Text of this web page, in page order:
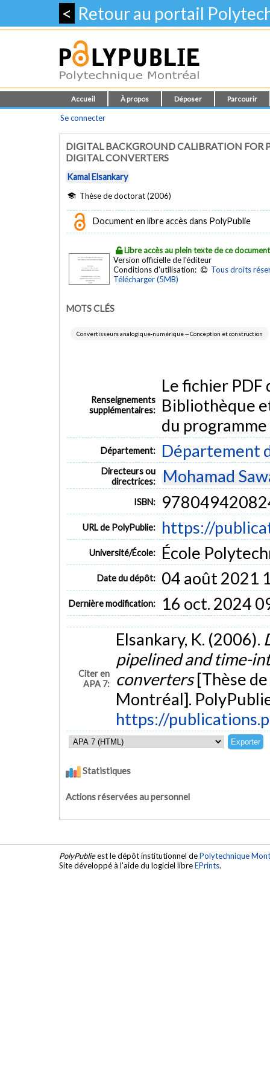
< Retour au portail
Accueil À propos Déposer Parcourir
Se connecter
DIGITAL BACKGROUND CALIBRATION FOR
DIGITAL CONVERTERS
Kamal Elsankary
Thèse de doctorat (2006)
Document en libre accès dans PolyPublie
Libre accès au plein texte de ce document
Version officielle de l'éditeur
Conditions d'utilisation:
Tous droits
Télécharger (5MB)
MOTS CLÉS
Convertisseurs analogique-numérique -- Conception et construction
Renseignements
supplémentaires:
Le fichier
Bibliothèque
du programme
Département: Département
Directeurs ou
directrices:
Mohamad
ISBN:
URL de PolyPublie: https://
Université/École: École
Date du dépôt: 04 août 2021
Dernière modification: 16 oct. 2024
Citer en
APA 7:
Elsankary, K. (2006).
pipelined and time-
converters[Thèse
Montréal].
https://
Statistiques
Actions réservées au personnel
PolyPublieest le dépôt institutionnel dePolytechnique
Site développé à l'aide du logiciel libreEPrints.